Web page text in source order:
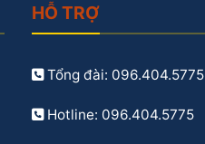
HỖ TRỢ
Tổng đài: 096.404.5775
Hotline: 096.404.5775